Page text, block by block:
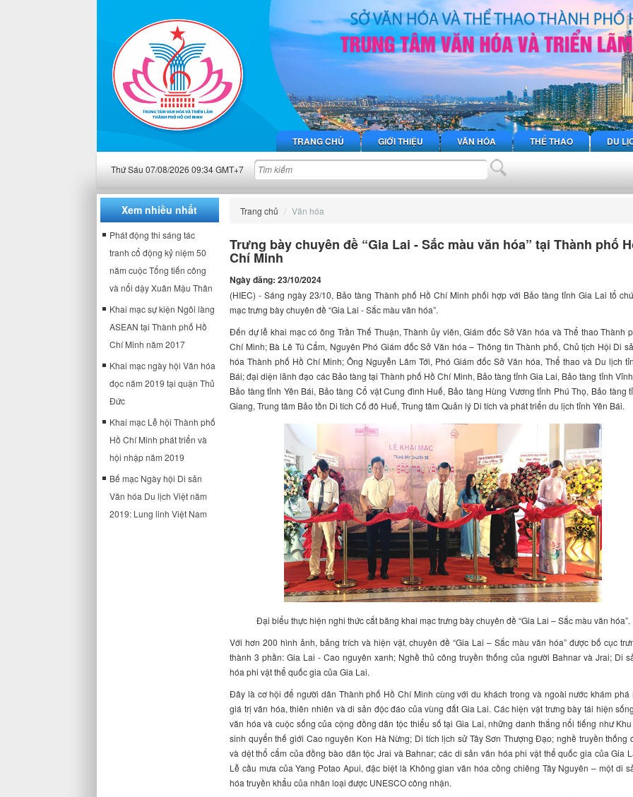
TRANG CHỦ GIỚI THIỆU VĂN HÓA THỂ THAO DU
Thứ Sáu 07/08/2026 09:34 GMT+7
Xem nhiều nhất
Phát động thi sáng tác
tranh cổ động kỷ niệm 50
năm cuộc Tổng tiến công
và nổi dậy Xuân Mậu Thân
Khai mạc sự kiện Ngôi làng
ASEAN tại Thành phố Hồ
Chí Minh năm 2017
Khai mạc ngày hội Văn hóa
đọc năm 2019 tại quận Thủ
Đức
Khai mạc Lễ hội Thành phố
Hồ Chí Minh phát triển và
hội nhập năm 2019
Bế mạc Ngày hội Di sản
Văn hóa Du lịch Việt năm
2019: Lung linh Việt Nam
Trang chủ Văn hóa
Trưng bày chuyên đề “Gia Lai - Sắc màu văn hóa” tại Thành phố
Chí Minh
Ngày đăng: 23/10/2024
(HIEC) - Sáng ngày 23/10, Bảo tàng Thành phố Hồ Chí Minh phối hợp với Bảo tàng tỉnh Gia Lai tổ
mạc trưng bày chuyên đề “Gia Lai - Sắc màu văn hóa”.
Đến dự lễ khai mạc có ông Trần Thế Thuận, Thành ủy viên, Giám đốc Sở Văn hóa và Thể thao Thành
Chí Minh; Bà Lê Tú Cẩm, Nguyên Phó Giám đốc Sở Văn hóa – Thông tin Thành phố, Chủ tịch Hội Di
hóa Thành phố Hồ Chí Minh; Ông Nguyễn Lâm Tới, Phó Giám đốc Sở Văn hóa, Thể thao và Du lịch
Bái; đại diện lãnh đạo các Bảo tàng tại Thành phố Hồ Chí Minh, Bảo tàng tỉnh Gia Lai, Bảo tàng tỉnh
Bảo tàng tỉnh Yên Bái, Bảo tàng Cổ vật Cung đình Huế, Bảo tàng Hùng Vương tỉnh Phú Thọ, Bảo tàng
Giang, Trung tâm Bảo tồn Di tích Cố đô Huế, Trung tâm Quản lý Di tích và phát triển du lịch tỉnh Yên Bái.
Đại biểu thực hiện nghi thức cắt băng khai mạc trưng bày chuyên đề “Gia Lai – Sắc màu văn hóa”.
Với hơn 200 hình ảnh, bảng trích và hiện vật, chuyên đề “Gia Lai – Sắc màu văn hóa” được bố cục
thành 3 phần: Gia Lai - Cao nguyên xanh; Nghề thủ công truyền thống của người Bahnar và Jrai; Di
hóa phi vật thể quốc gia của Gia Lai.
Đây là cơ hội để người dân Thành phố Hồ Chí Minh cùng với du khách trong và ngoài nước khám phá
giá trị văn hóa, thiên nhiên và di sản độc đáo của vùng đất Gia Lai. Các hiện vật trưng bày tái hiện
văn hóa và cuộc sống của cộng đồng dân tộc thiểu số tại Gia Lai, những danh thắng nổi tiếng như
sinh quyển thế giới Cao nguyên Kon Hà Nừng; Di tích lịch sử Tây Sơn Thượng Đạo; nghề truyền thống
và dệt thổ cẩm của đồng bào dân tộc Jrai và Bahnar; các di sản văn hóa phi vật thể quốc gia của Gia
Lễ cầu mưa của Yang Potao Apui, đặc biệt là Không gian văn hóa cồng chiêng Tây Nguyên – một di
hóa truyền khẩu của nhân loại được UNESCO công nhận.